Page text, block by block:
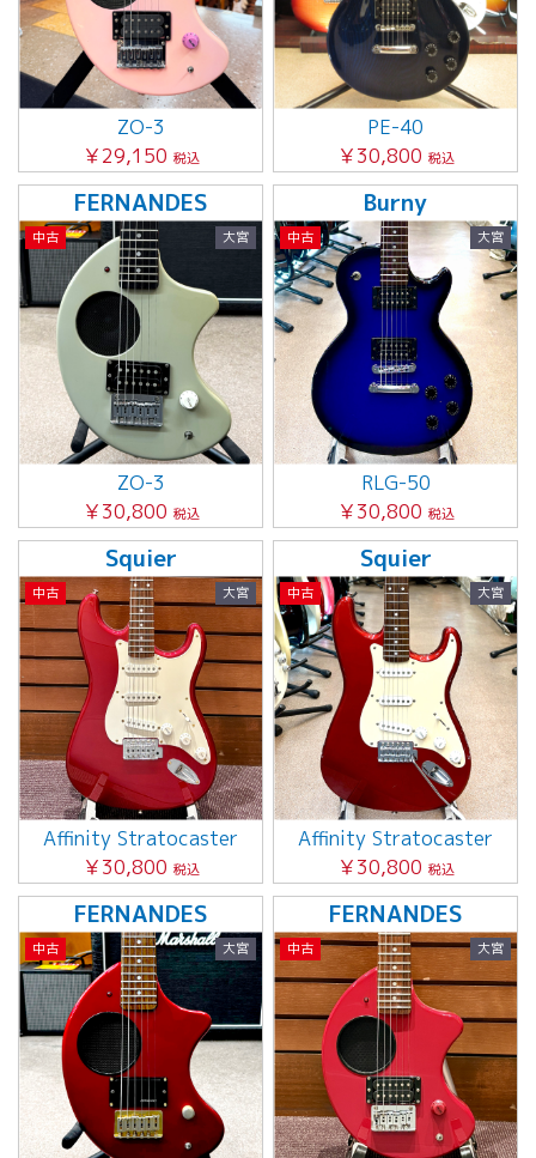
ZO-3
￥29,150 税込
PE-40
￥30,800 税込
FERNANDES
中古 大宮
ZO-3
￥30,800 税込
Burny
中古 大宮
RLG-50
￥30,800 税込
Squier
中古 大宮
Affinity Stratocaster
￥30,800 税込
Squier
中古 大宮
Affinity Stratocaster
￥30,800 税込
FERNANDES
中古 大宮
FERNANDES
中古 大宮